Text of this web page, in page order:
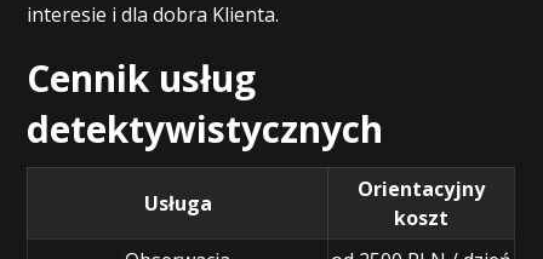
interesie i dla dobra Klienta.
Cennik usług
detektywistycznych
Usługa
Orientacyjny
koszt